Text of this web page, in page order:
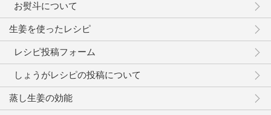
お熨斗について
生姜を使ったレシピ
レシピ投稿フォーム
しょうがレシピの投稿について
蒸し生姜の効能